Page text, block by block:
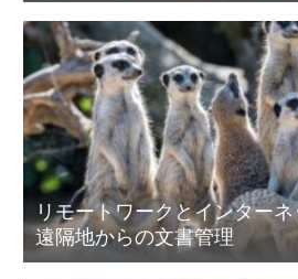
リモートワークとインター
遠隔地からの文書管理